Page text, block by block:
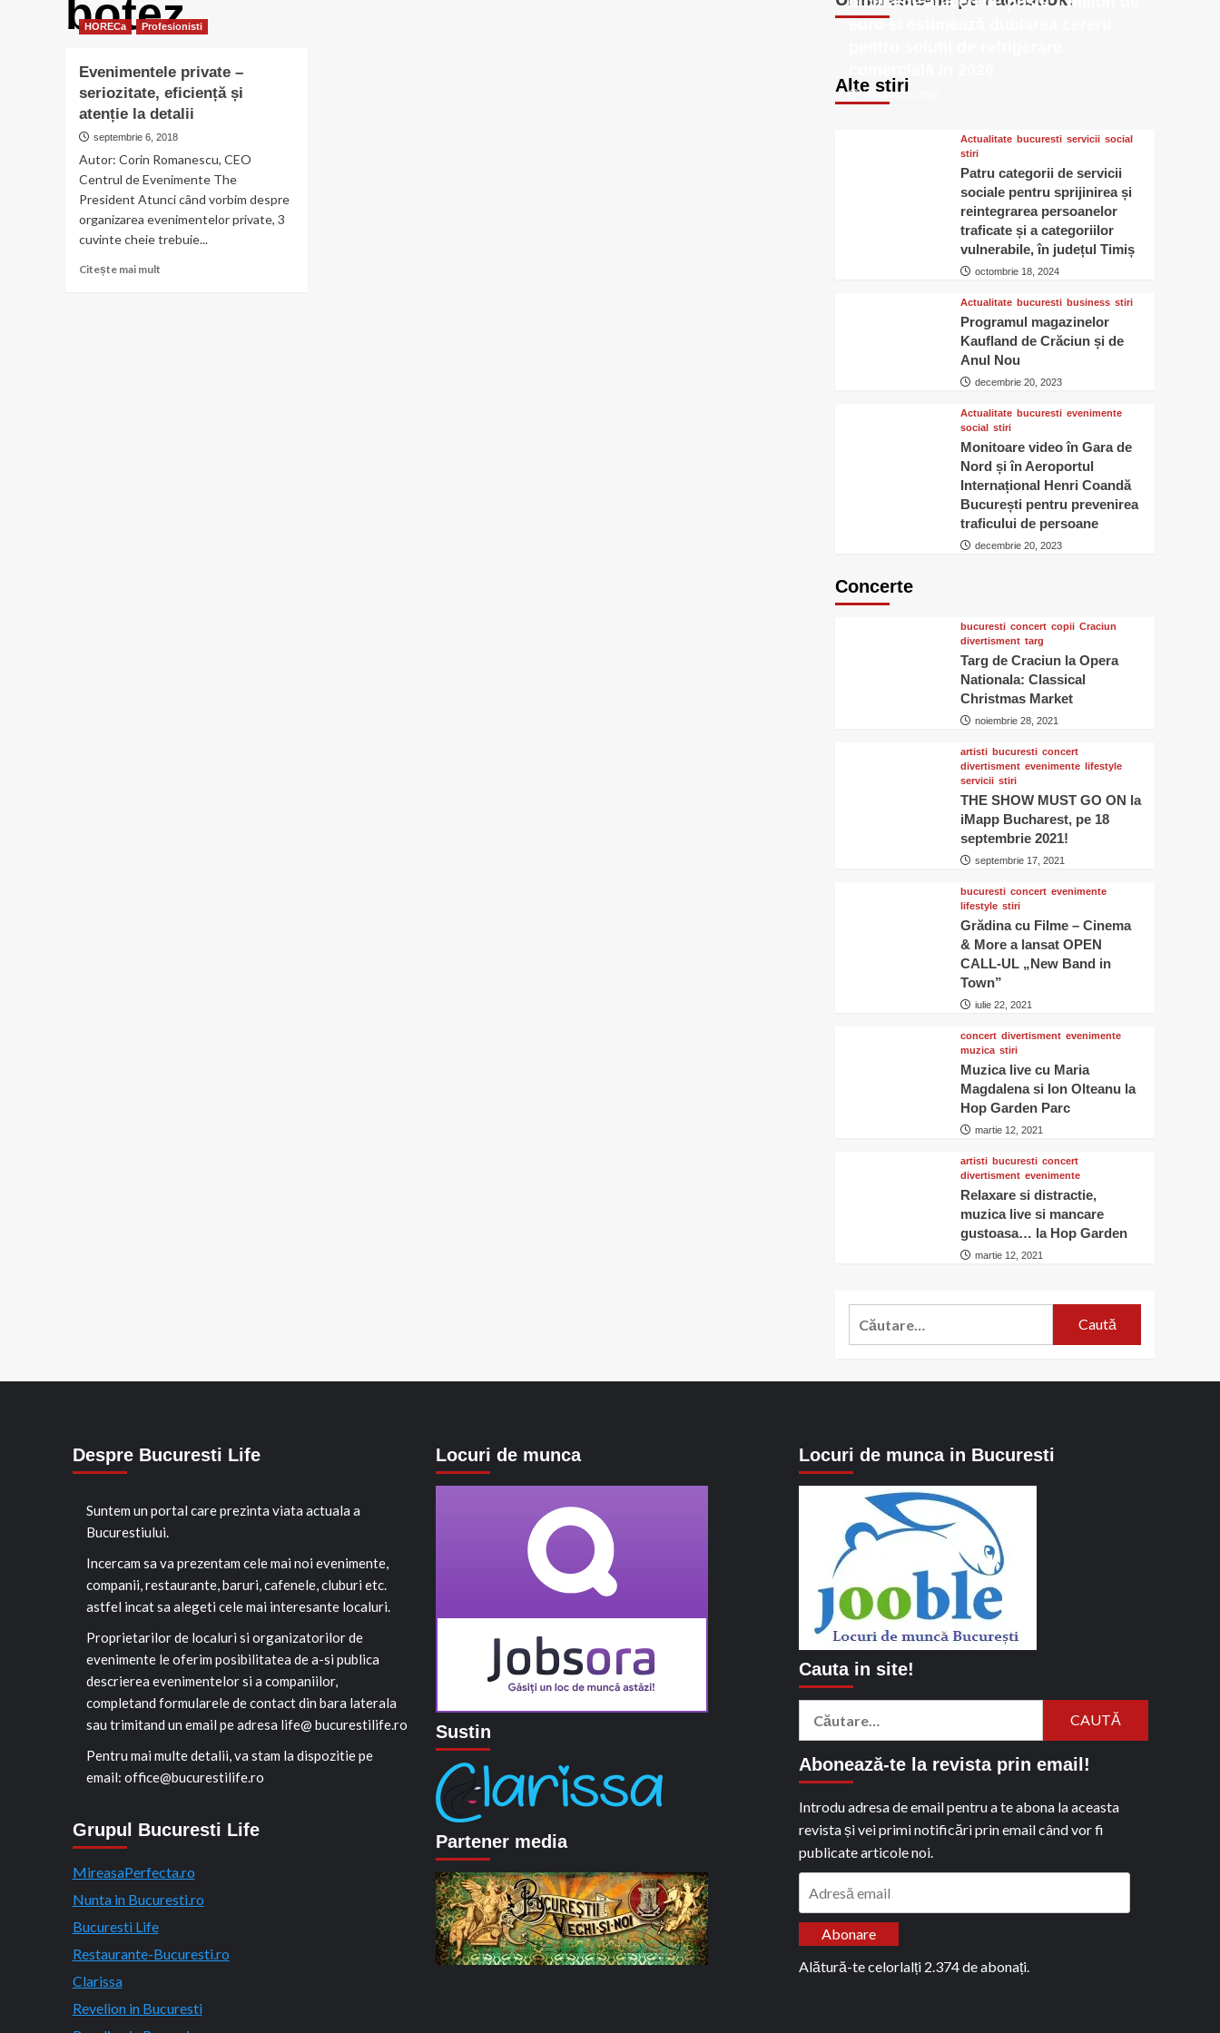
botez
HORECa Profesionisti
Evenimentele private –
seriozitate, eficiență și
atenție la detalii
septembrie 6, 2018
Autor: Corin Romanescu, CEO
Centrul de Evenimente The
President Atunci când vorbim despre
organizarea evenimentelor private, 3
cuvinte cheie trebuie...
Citește mai mult
Alte stiri
euro și estimează dublarea cererii
ianuarie 23, 2026
Actualitate bucuresti servicii social
stiri
Patru categorii de servicii
sociale pentru sprijinirea și
reintegrarea persoanelor
traficate și a categoriilor
vulnerabile, în județul Timiș
octombrie 18, 2024
Actualitate bucuresti business stiri
Programul magazinelor
Kaufland de Crăciun și de
Anul Nou
decembrie 20, 2023
Actualitate bucuresti evenimente
social stiri
Monitoare video în Gara de
Nord și în Aeroportul
Internațional Henri Coandă
București pentru prevenirea
traficului de persoane
decembrie 20, 2023
Concerte
bucuresti concert copii Craciun
divertisment targ
Targ de Craciun la Opera
Nationala: Classical
Christmas Market
noiembrie 28, 2021
artisti bucuresti concert
divertisment evenimente lifestyle
servicii stiri
THE SHOW MUST GO ON la
iMapp Bucharest, pe 18
septembrie 2021!
septembrie 17, 2021
bucuresti concert evenimente
lifestyle stiri
Grădina cu Filme – Cinema
& More a lansat OPEN
CALL-UL „New Band in
Town”
iulie 22, 2021
concert divertisment evenimente
muzica stiri
Muzica live cu Maria
Magdalena si Ion Olteanu la
Hop Garden Parc
martie 12, 2021
artisti bucuresti concert
divertisment evenimente
Relaxare si distractie,
muzica live si mancare
gustoasa… la Hop Garden
martie 12, 2021
Caută
Despre Bucuresti Life
Suntem un portal care prezinta viata actuala a
Bucurestiului.
Incercam sa va prezentam cele mai noi evenimente,
companii, restaurante, baruri, cafenele, cluburi etc.
astfel incat sa alegeti cele mai interesante localuri.
Proprietarilor de localuri si organizatorilor de
evenimente le oferim posibilitatea de a-si publica
descrierea evenimentelor si a companiilor,
completand formularele de contact din bara laterala
sau trimitand un email pe adresa life@ bucurestilife.ro
Pentru mai multe detalii, va stam la dispozitie pe
email: office@bucurestilife.ro
Grupul Bucuresti Life
MireasaPerfecta.ro
Nunta in Bucuresti.ro
Bucuresti Life
Restaurante-Bucuresti.ro
Clarissa
Revelion in Bucuresti
Locuri de munca
Sustin
Partener media
Locuri de munca in Bucuresti
Cauta in site!
Caută
Abonează-te la revista prin email!
Introdu adresa de email pentru a te abona la aceasta
revista și vei primi notificări prin email când vor fi
publicate articole noi.
Abonare
Alătură-te celorlalți 2.374 de abonați.